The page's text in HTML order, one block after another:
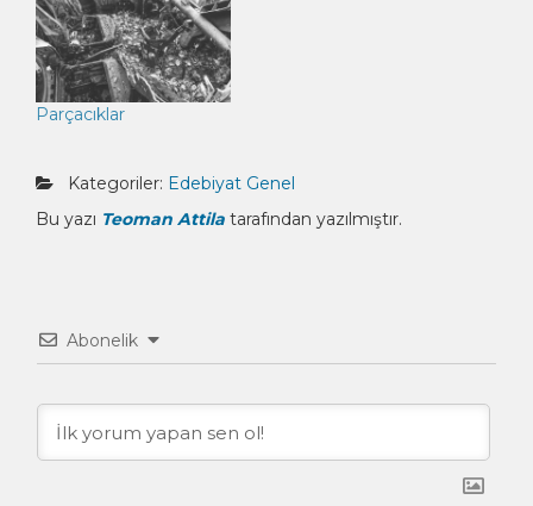
Parçacıklar
Kategoriler: Edebiyat Genel
Bu yazı Teoman Attila tarafından yazılmıştır.
Abonelik